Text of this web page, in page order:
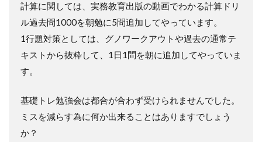
計算に関しては、実務教育出版の動画でわかる計算ドリ
ル過去問1000を朝勉に5問追加してやっています。
1行題対策としては、グノワークアウトや過去の通常テ
キストから抜粋して、1日1問を朝に追加してやっていま
す。
基礎トレ勉強会は都合が合わず受けられませんでした。
ミスを減らす為に何か出来ることはありますでしょう
か？